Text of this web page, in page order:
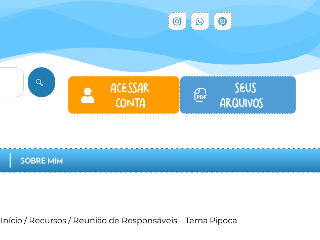
ACESSAR
CONTA
SEUS
ARQUIVOS...
SOBRE MIM
Início/ Recursos/ Reunião de Responsáveis – Tema Pipoca